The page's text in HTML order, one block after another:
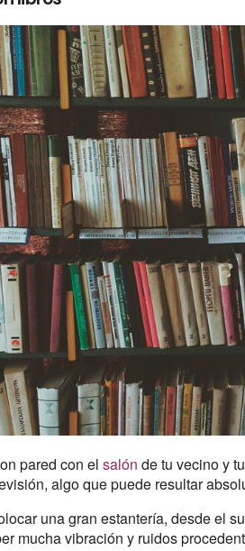
pared con elsalónde tu vecino y
algo que puede resultar
una gran estantería, desde el
mucha vibración y ruidos